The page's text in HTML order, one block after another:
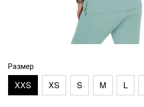
Размер
XXS XS S M L